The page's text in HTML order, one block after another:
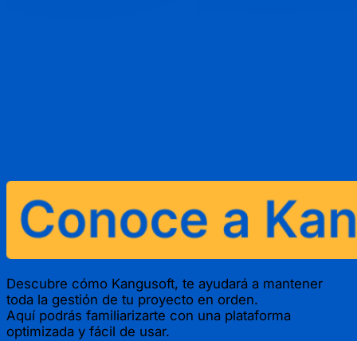
Descubre cómo Kangusoft, te ayudará a mantener
toda la gestión de tu proyecto en orden.
Aquí podrás familiarizarte con una plataforma
optimizada y fácil de usar.